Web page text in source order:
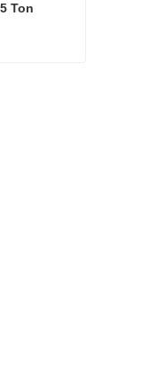
Ton